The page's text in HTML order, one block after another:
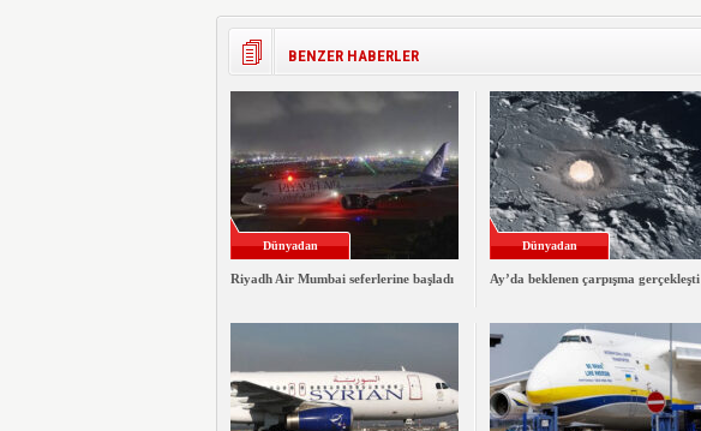
BENZER HABERLER
Dünyadan
Riyadh Air Mumbai seferlerine başladı
Dünyadan
Ay’da beklenen çarpışma gerçekleşti